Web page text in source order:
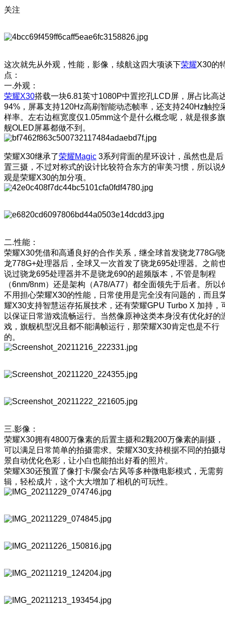
关注
这次就先从外观，性能，影像，续航这四大项谈下荣耀X30的
点：
一.外观：
荣耀X30搭载一块6.81英寸1080P中置挖孔LCD屏，屏占比高
94%，屏幕支持120Hz高刷智能动态帧率，还支持240Hz触控
样率。左右边框宽度仅1.05mm这个是什么概念呢，就是很多旗
舰OLED屏幕都做不到。
荣耀X30继承了荣耀Magic 3系列背面的星环设计，虽然也是后
置三摄，不过对称式的设计比较符合东方的审美习惯，所以说
观是荣耀X30的加分项。
二.性能：
荣耀X30凭借和高通良好的合作关系，继全球首发骁龙778G/骁
龙778G+处理器后，全球又一次首发了骁龙695处理器。之前
说过骁龙695处理器并不是骁龙690的超频版本，不管是制程
（6nm/8nm）还是架构（A78/A77）都全面领先于后者。所以
不用担心荣耀X30的性能，日常使用是完全没有问题的，而且
耀X30支持智慧运存拓展技术，还有荣耀GPU Turbo X 加持，
以保证日常游戏流畅运行。当然像原神这类本身没有优化好的
戏，旗舰机型况且都不能满帧运行，那荣耀X30肯定也是不行
的。
三.影像：
荣耀X30拥有4800万像素的后置主摄和2颗200万像素的副摄，
可以满足日常简单的拍摄需求。荣耀X30支持根据不同的拍摄
景自动优化色彩，让小白也能拍出好看的照片。
荣耀X30还预置了像打卡/聚会/古风等多种微电影模式，无需剪
辑，轻松成片，这个大大增加了相机的可玩性。